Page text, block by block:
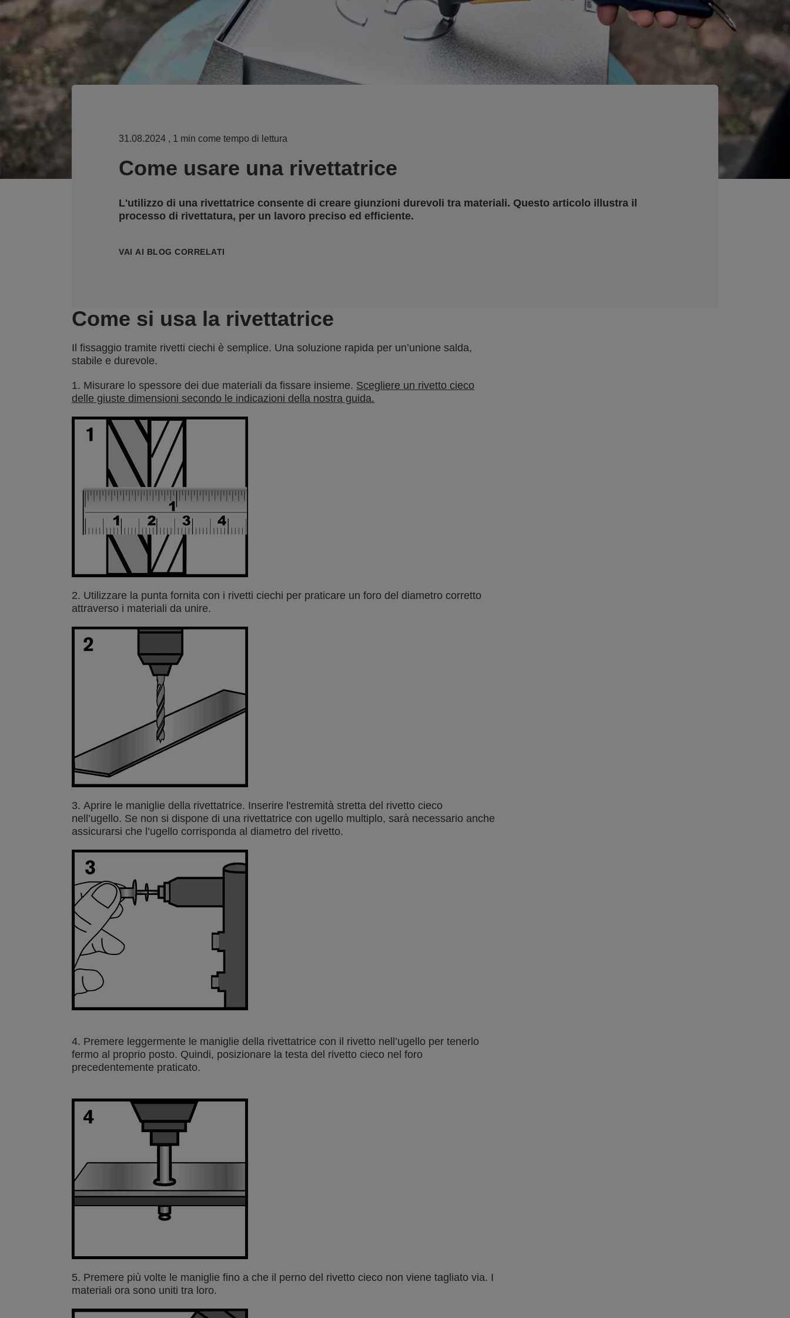
31.08.2024 , 1 min come tempo di lettura
Come usare una rivettatrice
L'utilizzo di una rivettatrice consente di creare giunzioni durevoli tra materiali. Questo articolo illustra il
processo di rivettatura, per un lavoro preciso ed efficiente.
VAI AI BLOG CORRELATI
Come si usa la rivettatrice
Il fissaggio tramite rivetti ciechi è semplice. Una soluzione rapida per un’unione salda,
stabile e durevole.
1. Misurare lo spessore dei due materiali da fissare insieme. Scegliere un rivetto cieco
delle giuste dimensioni secondo le indicazioni della nostra guida.
2. Utilizzare la punta fornita con i rivetti ciechi per praticare un foro del diametro corretto
attraverso i materiali da unire.
3. Aprire le maniglie della rivettatrice. Inserire l'estremità stretta del rivetto cieco
nell’ugello. Se non si dispone di una rivettatrice con ugello multiplo, sarà necessario anche
assicurarsi che l’ugello corrisponda al diametro del rivetto.
4. Premere leggermente le maniglie della rivettatrice con il rivetto nell’ugello per tenerlo
fermo al proprio posto. Quindi, posizionare la testa del rivetto cieco nel foro
precedentemente praticato.
5. Premere più volte le maniglie fino a che il perno del rivetto cieco non viene tagliato via. I
materiali ora sono uniti tra loro.